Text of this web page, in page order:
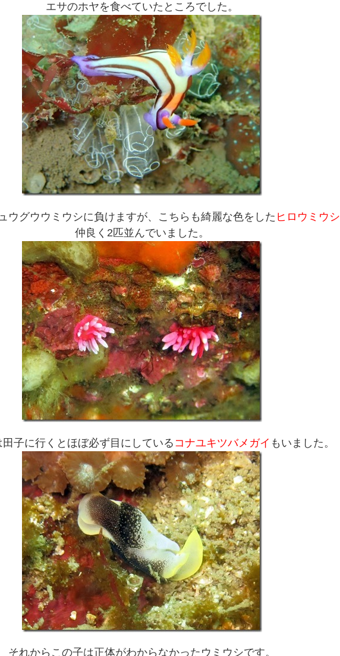
エサのホヤを食べていたところでした。
ウグウウミウシに負けますが、こちらも綺麗な色をした ヒロウミウシ
仲良く2匹並んでいました。
子に行くとほぼ必ず目にしている コナユキツバメガイ もいました。
それからこの子は正体がわからなかったウミウシです。